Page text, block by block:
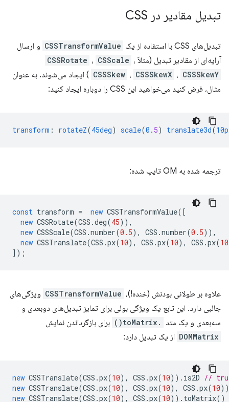
تبدیل مقادیر در CSS
تبدیل‌های CSS با استفاده از یک CSSTransformValue و ارسال
آرایه‌ای از مقادیر تبدیل (مثلاً
CSSRotate ، CSScale ،
CSSSkew ، CSSSkewX ، CSSSkewY
) ایجاد می‌شوند. به عنوان
مثال، فرض کنید می‌خواهید این CSS را دوباره ایجاد کنید:
transform : rotateZ(45deg) scale(0 . 5) translate3d(
ترجمه شده به OM تایپ شده:
const transform = new CSSTransformValue([
new CSSRotate(CSS .deg(45)),
new CSSScale(CSS .number(0.5), CSS .number(0.5)),
new CSSTranslate(CSS .px(10), CSS .px(10), CSS .px(10
]);
علاوه بر طولانی بودنش (خنده!)، CSSTransformValue ویژگی‌های
جالبی دارد. این تابع یک ویژگی بولی برای تمایز تبدیل‌های دوبعدی و
سه‌بعدی و یک متد
.toMatrix() برای بازگرداندن نمایش
DOMMatrix از یک تبدیل دارد:
new CSSTranslate(CSS .px(10), CSS .px(10)). is2D //
new CSSTranslate(CSS .px(10), CSS .px(10), CSS .px(10
new CSSTranslate(CSS .px(10), CSS .px(10)). toMatrix()